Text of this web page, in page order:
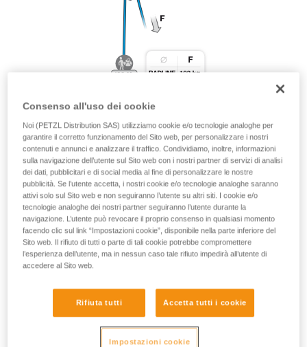
Consenso all'uso dei cookie
Noi (PETZL Distribution SAS) utilizziamo cookie e/o tecnologie analoghe per
garantire il corretto funzionamento del Sito web, per personalizzare i nostri
contenuti e annunci e analizzare il traffico. Condividiamo, inoltre, informazioni
sulla navigazione dell’utente sul Sito web con i nostri partner di servizi di analisi
dei dati, pubblicitari e di social media al fine di personalizzare le nostre
pubblicità. Se l’utente accetta, i nostri cookie e/o tecnologie analoghe saranno
attivi solo sul Sito web e non seguiranno l’utente su altri siti. I cookie e/o
tecnologie analoghe dei nostri partner seguiranno l’utente durante la
navigazione. L’utente può revocare il proprio consenso in qualsiasi momento
facendo clic sul link “Impostazioni cookie”, disponibile nella parte inferiore del
Sito web. Il rifiuto di tutti o parte di tali cookie potrebbe compromettere
l’esperienza dell’utente, ma in nessun caso tale rifiuto impedirà all’utente di
accedere al Sito web.
Rifiuta tutti Accetta tutti i cookie
Impostazioni cookie